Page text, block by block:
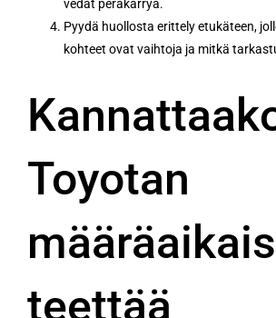
vedät peräkärryä.
Pyydä huollosta erittely etukäteen,
kohteet ovat vaihtoja ja mitkä
Toyotan
teettää